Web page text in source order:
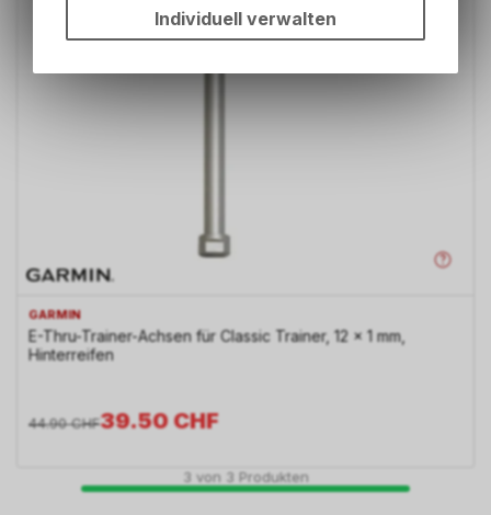
GARMIN
E-Thru-Trainer-Achsen für Classic Trainer, 12 x 1 mm,
Hinterreifen
39.50CHF
44.90 CHF
3 von 3 Produkten
um die grundlegenden
Funktionen unseres Online-
Individuell verwalten